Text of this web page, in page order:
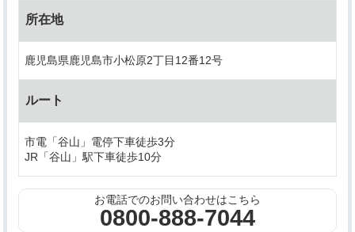
所在地
鹿児島県鹿児島市小松原2丁目12番12号
ルート
市電「谷山」電停下車徒歩3分
JR「谷山」駅下車徒歩10分
お電話でのお問い合わせはこちら
0800-888-7044